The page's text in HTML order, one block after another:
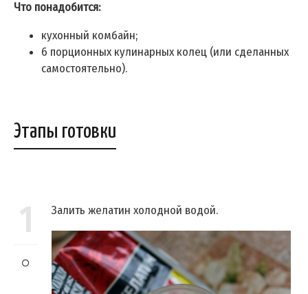
Что понадобится:
кухонный комбайн;
6 порционных кулинарных колец (или сделанных
самостоятельно).
Этапы готовки
1 Залить желатин холодной водой.